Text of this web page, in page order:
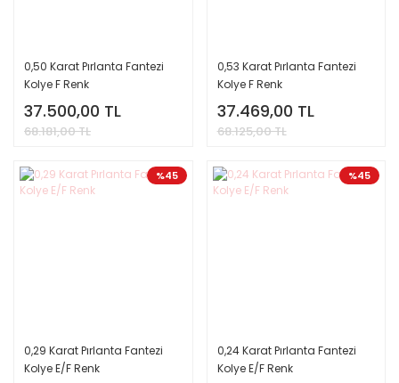
0,50 Karat Pırlanta Fantezi
Kolye F Renk
37.500,00 TL
68.181,00 TL
0,53 Karat Pırlanta Fantezi
Kolye F Renk
37.469,00 TL
68.125,00 TL
%45
0,29 Karat Pırlanta Fantezi
Kolye E/F Renk
%45
0,24 Karat Pırlanta Fantezi
Kolye E/F Renk